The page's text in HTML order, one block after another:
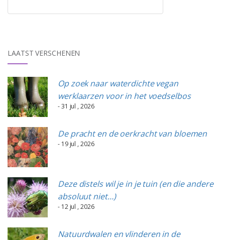
LAATST VERSCHENEN
Op zoek naar waterdichte vegan
werklaarzen voor in het voedselbos
- 31 jul , 2026
De pracht en de oerkracht van bloemen
- 19 jul , 2026
Deze distels wil je in je tuin (en die andere
absoluut niet…)
- 12 jul , 2026
Natuurdwalen en vlinderen in de